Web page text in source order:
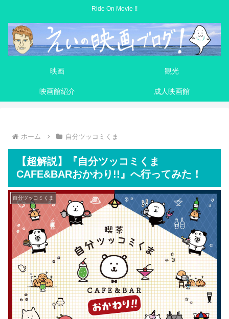
Ride On Movie !!
映画 観光
映画館紹介 成人映画館
ホーム 自分ツッコミくま
【超解説】『自分ツッコミくま
CAFE&BARおかわり!!』へ行ってみた！
自分ツッコミくま